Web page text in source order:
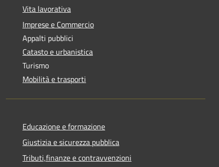
Vita lavorativa
Imprese e Commercio
Appalti pubblici
Catasto e urbanistica
Turismo
Mobilità e trasporti
Educazione e formazione
Giustizia e sicurezza pubblica
Tributi,finanze e contravvenzioni